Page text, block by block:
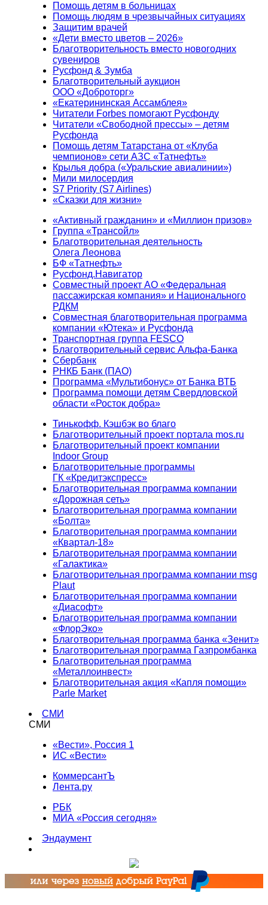
Помощь детям в больницах
Помощь людям в чрезвычайных ситуациях
Защитим врачей
«Дети вместо цветов – 2026»
Благотворительность вместо новогодних
сувениров
Русфонд & Зумба
Благотворительный аукцион
ООО «Доброторг»
«Екатерининская Ассамблея»
Читатели Forbes помогают Русфонду
Читатели «Свободной прессы» – детям
Русфонда
Помощь детям Татарстана от «Клуба
чемпионов» сети АЗС «Татнефть»
Крылья добра («Уральские авиалинии»)
Мили милосердия
S7 Priority (S7 Airlines)
«Сказки для жизни»
«Активный гражданин» и «Миллион призов»
Группа «Трансойл»
Благотворительная деятельность
Олега Леонова
БФ «Татнефть»
Русфонд.Навигатор
Совместный проект АО «Федеральная
пассажирская компания» и Национального
РДКМ
Совместная благотворительная программа
компании «Ютека» и Русфонда
Транспортная группа FESCO
Благотворительный сервис Альфа-Банка
Сбербанк
РНКБ Банк (ПАО)
Программа «Мультибонус» от Банка ВТБ
Программа помощи детям Свердловской
области «Росток добра»
Тинькофф. Кэшбэк во благо
Благотворительный проект портала mos.ru
Благотворительный проект компании
Indoor Group
Благотворительные программы
ГК «Кредитэкспресс»
Благотворительная программа компании
«Дорожная сеть»
Благотворительная программа компании
«Болта»
Благотворительная программа компании
«Квартал-18»
Благотворительная программа компании
«Галактика»
Благотворительная программа компании msg
Plaut
Благотворительная программа компании
«Диасофт»
Благотворительная программа компании
«ФлорЭко»
Благотворительная программа банка «Зенит»
Благотворительная программа Газпромбанка
Благотворительная программа
«Металлоинвест»
Благотворительная акция «Капля помощи»
Parle Market
СМИ
СМИ
«Вести», Россия 1
ИС «Вести»
КоммерсантЪ
Лента.ру
РБК
МИА «Россия сегодня»
Эндаумент